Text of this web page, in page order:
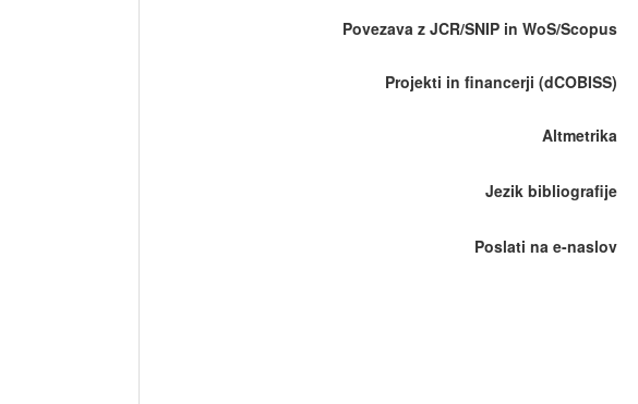
Povezava z JCR/SNIP in WoS/Scopus
Projekti in financerji (dCOBISS)
Altmetrika
Jezik bibliografije
Poslati na e-naslov